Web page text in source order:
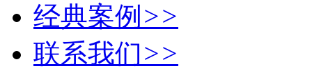
经典案例 >>
联系我们>>